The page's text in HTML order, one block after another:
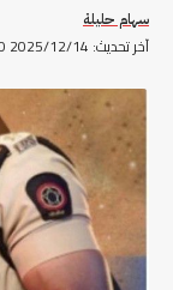
آخر تحديث: 2025/12/14 at 12:30 مساءً
سهام حليلة